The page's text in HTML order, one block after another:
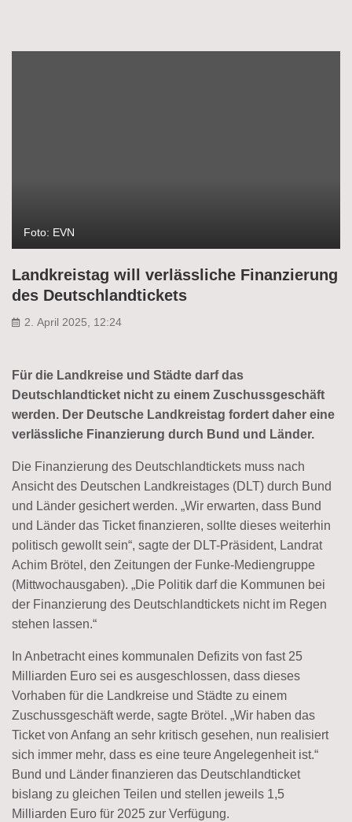
Foto: EVN
Landkreistag will verlässliche Finanzierung
des Deutschlandtickets
2. April 2025, 12:24
Für die Landkreise und Städte darf das
Deutschlandticket nicht zu einem Zuschussgeschäft
werden. Der Deutsche Landkreistag fordert daher eine
verlässliche Finanzierung durch Bund und Länder.
Die Finanzierung des Deutschlandtickets muss nach
Ansicht des Deutschen Landkreistages (DLT) durch Bund
und Länder gesichert werden. „Wir erwarten, dass Bund
und Länder das Ticket finanzieren, sollte dieses weiterhin
politisch gewollt sein“, sagte der DLT-Präsident, Landrat
Achim Brötel, den Zeitungen der Funke-Mediengruppe
(Mittwochausgaben). „Die Politik darf die Kommunen bei
der Finanzierung des Deutschlandtickets nicht im Regen
stehen lassen.“
In Anbetracht eines kommunalen Defizits von fast 25
Milliarden Euro sei es ausgeschlossen, dass dieses
Vorhaben für die Landkreise und Städte zu einem
Zuschussgeschäft werde, sagte Brötel. „Wir haben das
Ticket von Anfang an sehr kritisch gesehen, nun realisiert
sich immer mehr, dass es eine teure Angelegenheit ist.“
Bund und Länder finanzieren das Deutschlandticket
bislang zu gleichen Teilen und stellen jeweils 1,5
Milliarden Euro für 2025 zur Verfügung.